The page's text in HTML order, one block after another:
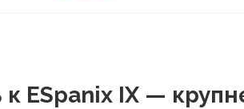
ESpanix IX —